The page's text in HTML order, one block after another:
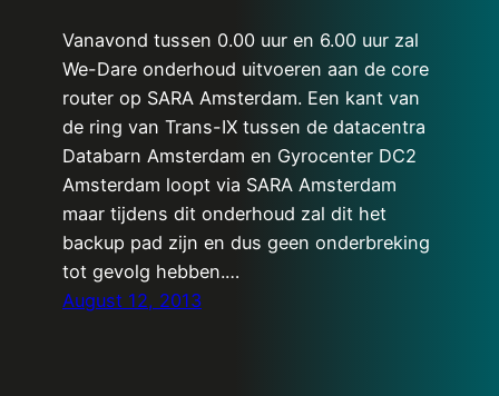
Vanavond tussen 0.00 uur en 6.00 uur zal
We-Dare onderhoud uitvoeren aan de core
router op SARA Amsterdam. Een kant van
de ring van Trans-IX tussen de datacentra
Databarn Amsterdam en Gyrocenter DC2
Amsterdam loopt via SARA Amsterdam
maar tijdens dit onderhoud zal dit het
backup pad zijn en dus geen onderbreking
tot gevolg hebben.…
August 12, 2013